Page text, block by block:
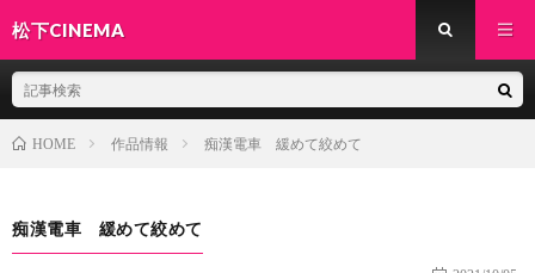
松下CINEMA
HOME 作品情報 痴漢電車 緩めて絞めて
痴漢電車 緩めて絞めて